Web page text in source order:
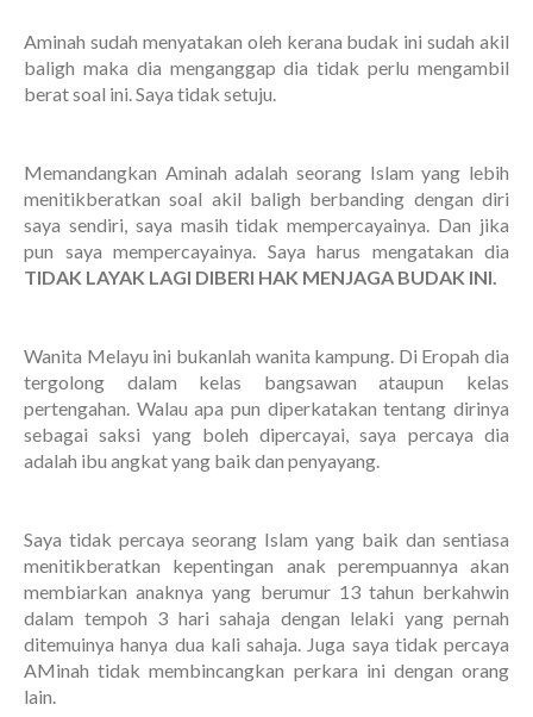
Aminah sudah menyatakan oleh kerana budak ini sudah akil
baligh maka dia menganggap dia tidak perlu mengambil
berat soal ini. Saya tidak setuju.
Memandangkan Aminah adalah seorang Islam yang lebih
menitikberatkan soal akil baligh berbanding dengan diri
saya sendiri, saya masih tidak mempercayainya. Dan jika
pun saya mempercayainya. Saya harus mengatakan dia
TIDAK LAYAK LAGI DIBERI HAK MENJAGA BUDAK INI.
Wanita Melayu ini bukanlah wanita kampung. Di Eropah dia
tergolong dalam kelas bangsawan ataupun kelas
pertengahan. Walau apa pun diperkatakan tentang dirinya
sebagai saksi yang boleh dipercayai, saya percaya dia
adalah ibu angkat yang baik dan penyayang.
Saya tidak percaya seorang Islam yang baik dan sentiasa
menitikberatkan kepentingan anak perempuannya akan
membiarkan anaknya yang berumur 13 tahun berkahwin
dalam tempoh 3 hari sahaja dengan lelaki yang pernah
ditemuinya hanya dua kali sahaja. Juga saya tidak percaya
AMinah tidak membincangkan perkara ini dengan orang
lain.